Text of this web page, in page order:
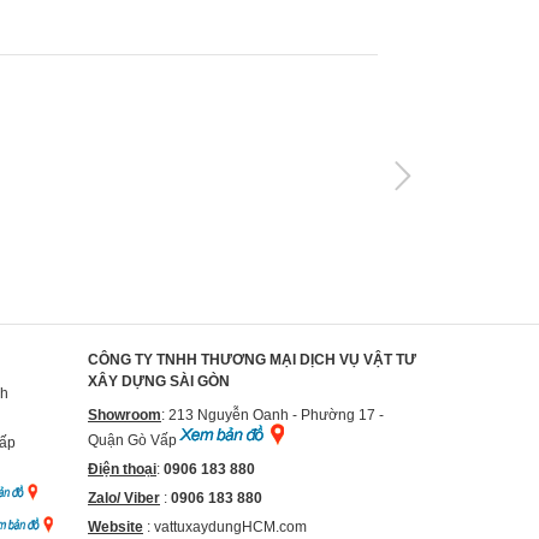
CÔNG TY TNHH THƯƠNG MẠI DỊCH VỤ VẬT TƯ
XÂY DỰNG SÀI GÒN
Showroom: 213 Nguyễn Oanh - Phường 17 -
Quận Gò Vấp
Điện thoại: 0906 183 880
Zalo/ Viber : 0906 183 880
Website : vattuxaydungHCM.com